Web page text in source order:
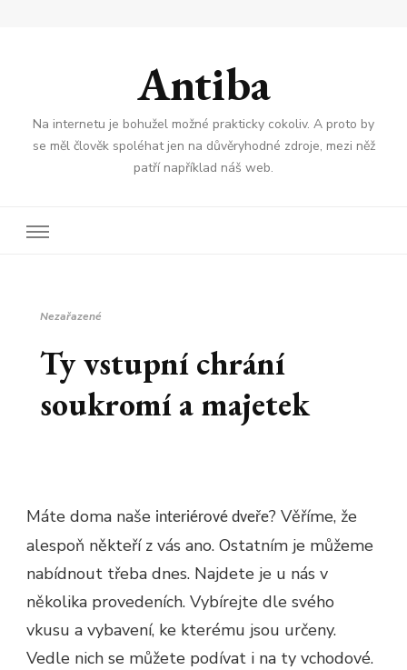
Antiba
Na internetu je bohužel možné prakticky cokoliv. A proto by
se měl člověk spoléhat jen na důvěryhodné zdroje, mezi něž
patří například náš web.
Nezařazené
Ty vstupní chrání
soukromí a majetek
Máte doma naše interiérové dveře? Věříme, že
alespoň někteří z vás ano. Ostatním je můžeme
nabídnout třeba dnes. Najdete je u nás v
několika provedeních. Vybírejte dle svého
vkusu a vybavení, ke kterému jsou určeny.
Vedle nich se můžete podívat i na ty vchodové.